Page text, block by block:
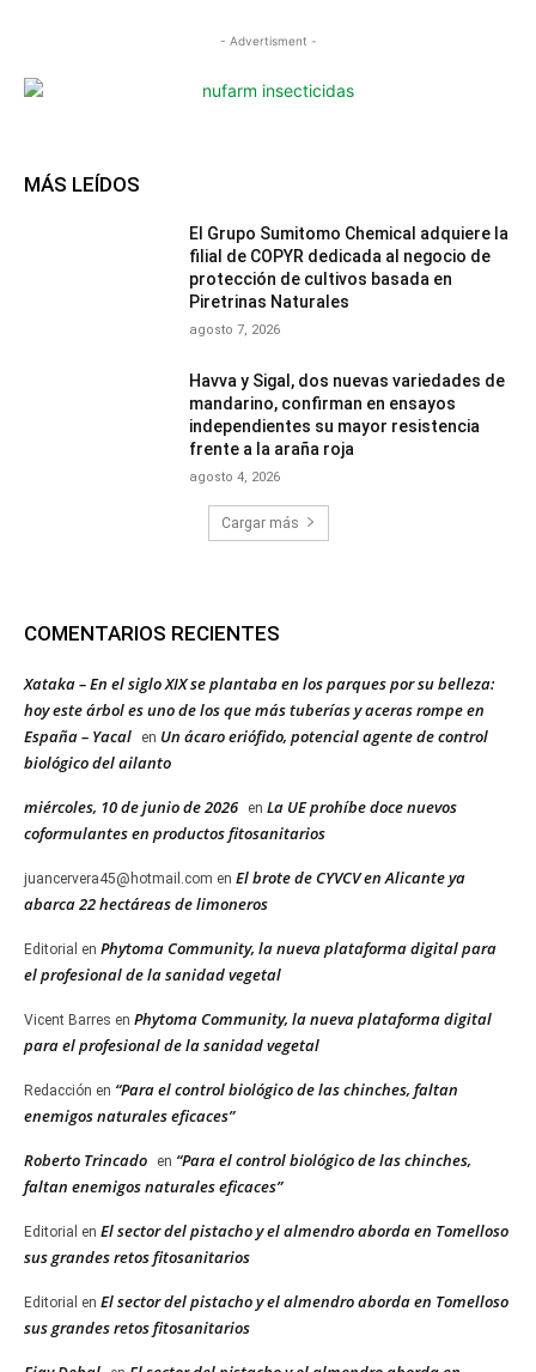
- Advertisment -
MÁS LEÍDOS
El Grupo Sumitomo Chemical adquiere la
filial de COPYR dedicada al negocio de
protección de cultivos basada en
Piretrinas Naturales
agosto 7, 2026
Havva y Sigal, dos nuevas variedades de
mandarino, confirman en ensayos
independientes su mayor resistencia
frente a la araña roja
agosto 4, 2026
Cargar más
COMENTARIOS RECIENTES
Xataka – En el siglo XIX se plantaba en los parques por su belleza:
hoy este árbol es uno de los que más tuberías y aceras rompe en
España – Yacal
en Un ácaro eriófido, potencial agente de control
biológico del ailanto
miércoles, 10 de junio de 2026 en La UE prohíbe doce nuevos
coformulantes en productos fitosanitarios
juancervera45@hotmail.com en El brote de CYVCV en Alicante ya
abarca 22 hectáreas de limoneros
Editorial en Phytoma Community, la nueva plataforma digital para
el profesional de la sanidad vegetal
Vicent Barres en Phytoma Community, la nueva plataforma digital
para el profesional de la sanidad vegetal
Redacción en “Para el control biológico de las chinches, faltan
enemigos naturales eficaces”
Roberto Trincado en “Para el control biológico de las chinches,
faltan enemigos naturales eficaces”
Editorial en El sector del pistacho y el almendro aborda en Tomelloso
sus grandes retos fitosanitarios
Editorial en El sector del pistacho y el almendro aborda en Tomelloso
sus grandes retos fitosanitarios